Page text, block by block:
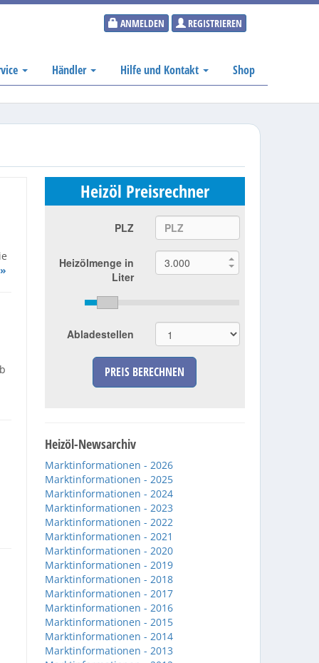
ANMELDEN REGISTRIEREN
Händler Hilfe und Kontakt Shop
Heizöl Preisrechner
PLZ
Heizölmenge in
Liter
Abladestellen
PREIS BERECHNEN
Heizöl-Newsarchiv
Marktinformationen - 2026
Marktinformationen - 2025
Marktinformationen - 2024
Marktinformationen - 2023
Marktinformationen - 2022
Marktinformationen - 2021
Marktinformationen - 2020
Marktinformationen - 2019
Marktinformationen - 2018
Marktinformationen - 2017
Marktinformationen - 2016
Marktinformationen - 2015
Marktinformationen - 2014
Marktinformationen - 2013